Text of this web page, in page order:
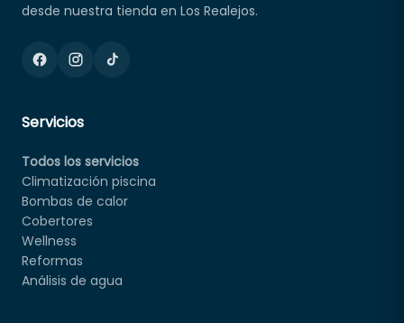
desde nuestra tienda en Los Realejos.
Servicios
Todos los servicios
Climatización piscina
Bombas de calor
Cobertores
Wellness
Reformas
Análisis de agua